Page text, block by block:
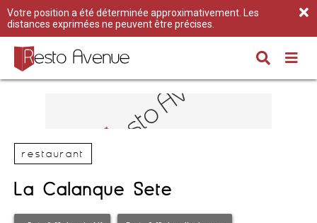
Votre position a été déterminée approximativement. Les
distances exprimées ne peuvent être précises.
restaurant
La Calanque Sète